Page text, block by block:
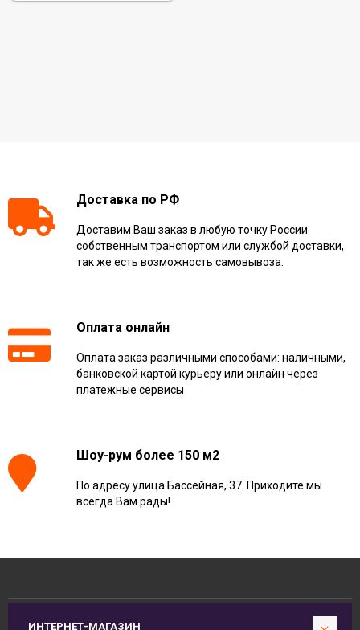
Доставка по РФ
Доставим Ваш заказ в любую точку России
собственным транспортом или службой доставки,
так же есть возможность самовывоза.
Оплата онлайн
Оплата заказ различными способами: наличными,
банковской картой курьеру или онлайн через
платежные сервисы
Шоу-рум более 150 м2
По адресу улица Бассейная, 37. Приходите мы
всегда Вам рады!
ИНТЕРНЕТ-МАГАЗИН